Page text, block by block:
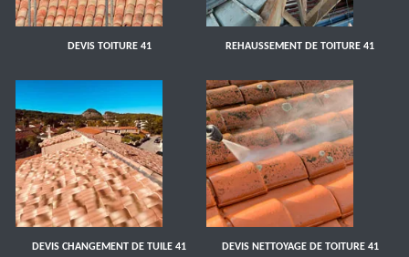
DEVIS TOITURE 41 REHAUSSEMENT DE TOITURE 41
DEVIS CHANGEMENT DE TUILE 41 DEVIS NETTOYAGE DE TOITURE 41